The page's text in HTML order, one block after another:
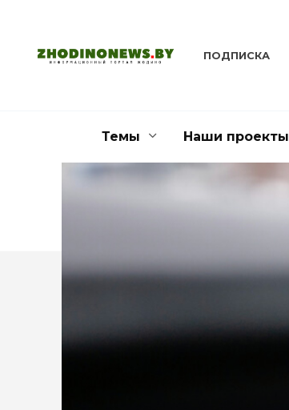
содержанию
ПОДПИСКА
Темы Наши проекты